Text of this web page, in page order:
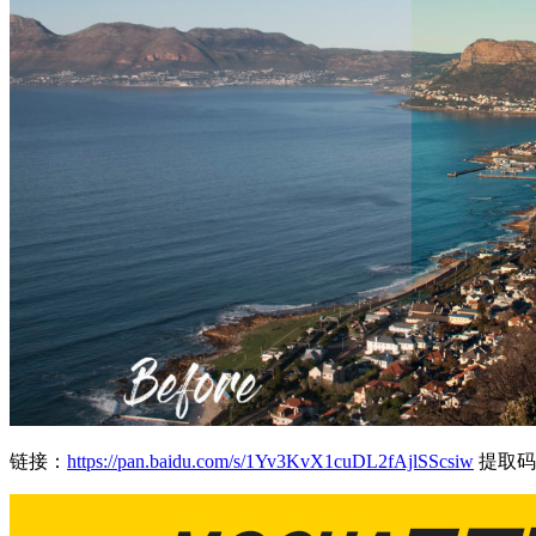
链接： https://pan.baidu.com/s/1Yv3KvX1cuDL2fAjlSScsiw 提取